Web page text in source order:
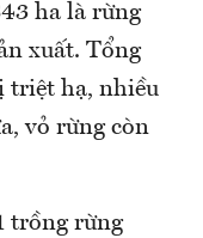
ha là rừng
xuất. Tổng
triệt hạ, nhiều
vỏ rừng còn
trồng rừng